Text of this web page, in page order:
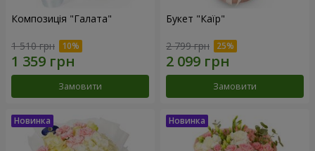
Композиція "Галата"
1 510 грн
Замовити
Букет "Каїр"
2 799 грн
Замовити